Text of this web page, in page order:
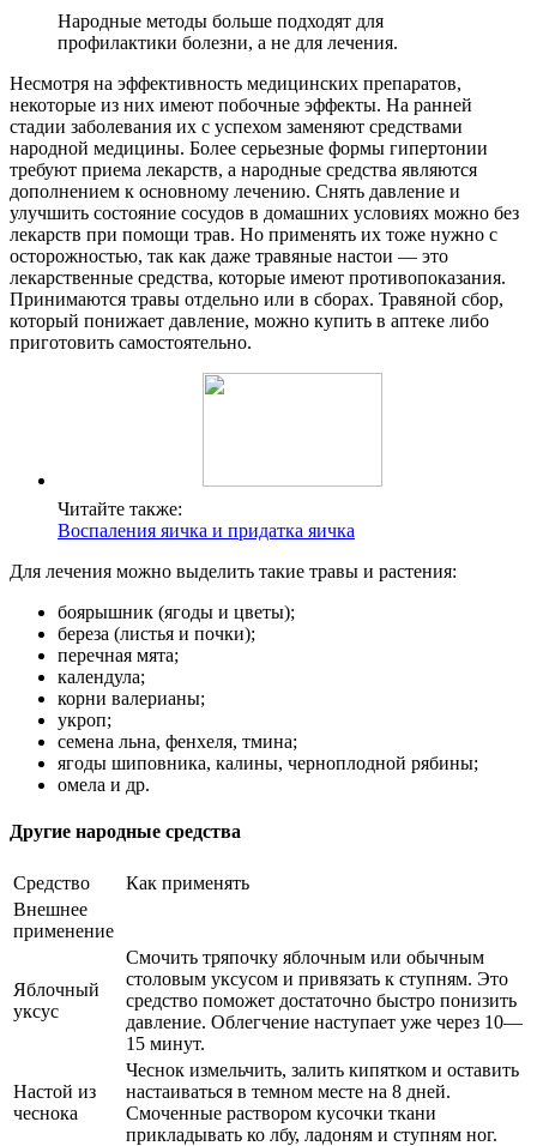
Народные методы больше подходят для
профилактики болезни, а не для лечения.
Несмотря на эффективность медицинских препаратов,
некоторые из них имеют побочные эффекты. На ранней
стадии заболевания их с успехом заменяют средствами
народной медицины. Более серьезные формы гипертонии
требуют приема лекарств, а народные средства являются
дополнением к основному лечению. Снять давление и
улучшить состояние сосудов в домашних условиях можно без
лекарств при помощи трав. Но применять их тоже нужно с
осторожностью, так как даже травяные настои — это
лекарственные средства, которые имеют противопоказания.
Принимаются травы отдельно или в сборах. Травяной сбор,
который понижает давление, можно купить в аптеке либо
приготовить самостоятельно.
Читайте также:
Воспаления яичка и придатка яичка
Для лечения можно выделить такие травы и растения:
боярышник (ягоды и цветы);
береза (листья и почки);
перечная мята;
календула;
корни валерианы;
укроп;
семена льна, фенхеля, тмина;
ягоды шиповника, калины, черноплодной рябины;
омела и др.
Другие народные средства
Средство
Как применять
Внешнее
применение
Яблочный
уксус
Смочить тряпочку яблочным или обычным
столовым уксусом и привязать к ступням. Это
средство поможет достаточно быстро понизить
давление. Облегчение наступает уже через 10—
15 минут.
Настой из
чеснока
Чеснок измельчить, залить кипятком и оставить
настаиваться в темном месте на 8 дней.
Смоченные раствором кусочки ткани
прикладывать ко лбу, ладоням и ступням ног.